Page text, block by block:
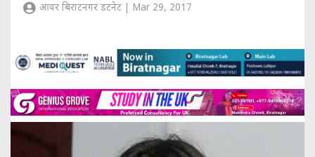
आवर बिराटनगर डटनेट | Mar 29, 2017